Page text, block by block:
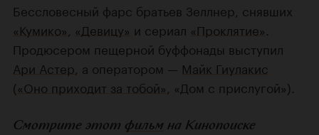
Бессловесный фарс братьев Зеллнер, снявших
«Кумико», «Девицу» и сериал «Проклятие».
Продюсером пещерной буффонады выступил
Ари Астер, а оператором — Майк Гиулакис
(«Оно приходит за тобой», «Дом с прислугой»).
Смотрите этот фильм на Кинопоиске